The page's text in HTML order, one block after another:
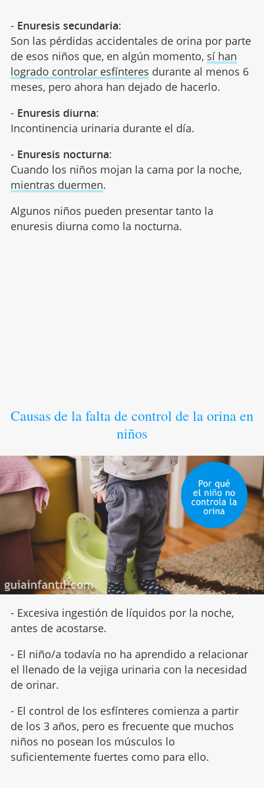
- Enuresis secundaria:
Son las pérdidas accidentales de orina por parte
de esos niños que, en algún momento, sí han
logrado controlar esfínteres durante al menos 6
meses, pero ahora han dejado de hacerlo.
- Enuresis diurna:
Incontinencia urinaria durante el día.
- Enuresis nocturna:
Cuando los niños mojan la cama por la noche,
mientras duermen.
Algunos niños pueden presentar tanto la
enuresis diurna como la nocturna.
Causas de la falta de control de la orina en
niños
- Excesiva ingestión de líquidos por la noche,
antes de acostarse.
- El niño/a todavía no ha aprendido a relacionar
el llenado de la vejiga urinaria con la necesidad
de orinar.
- El control de los esfínteres comienza a partir
de los 3 años, pero es frecuente que muchos
niños no posean los músculos lo
suficientemente fuertes como para ello.